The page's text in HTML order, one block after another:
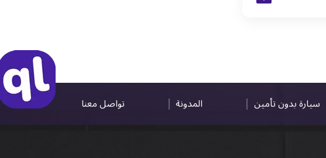
سيارة بدون تأمين المدونة تواصل معنا